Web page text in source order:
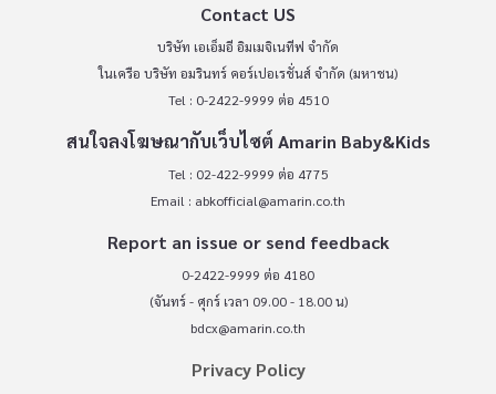
Contact US
บริษัท เอเอ็มอี อิมเมจิเนทีฟ จำกัด
ในเครือ บริษัท อมรินทร์ คอร์เปอเรชั่นส์ จำกัด (มหาชน)
Tel : 0-2422-9999 ต่อ 4510
สนใจลงโฆษณากับเว็บไซต์ Amarin Baby&Kids
Tel : 02-422-9999 ต่อ 4775
Email : abkofficial@amarin.co.th
Report an issue or send feedback
0-2422-9999 ต่อ 4180
(จันทร์ - ศุกร์ เวลา 09.00 - 18.00 น)
bdcx@amarin.co.th
Privacy Policy